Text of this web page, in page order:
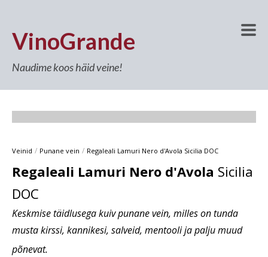
VinoGrande
Naudime koos häid veine!
Veinid / Punane vein / Regaleali Lamuri Nero d'Avola Sicilia DOC
Regaleali Lamuri Nero d'Avola Sicilia
DOC
Keskmise täidlusega kuiv punane vein, milles on tunda
musta kirssi, kannikesi, salveid, mentooli ja palju muud
põnevat.